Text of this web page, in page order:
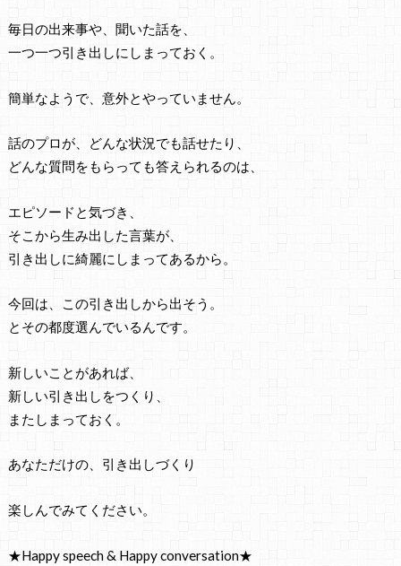
毎日の出来事や、聞いた話を、
一つ一つ引き出しにしまっておく。
簡単なようで、意外とやっていません。
話のプロが、どんな状況でも話せたり、
どんな質問をもらっても答えられるのは、
エピソードと気づき、
そこから生み出した言葉が、
引き出しに綺麗にしまってあるから。
今回は、この引き出しから出そう。
とその都度選んでいるんです。
新しいことがあれば、
新しい引き出しをつくり、
またしまっておく。
あなただけの、引き出しづくり
楽しんでみてください。
★Happy speech & Happy conversation★